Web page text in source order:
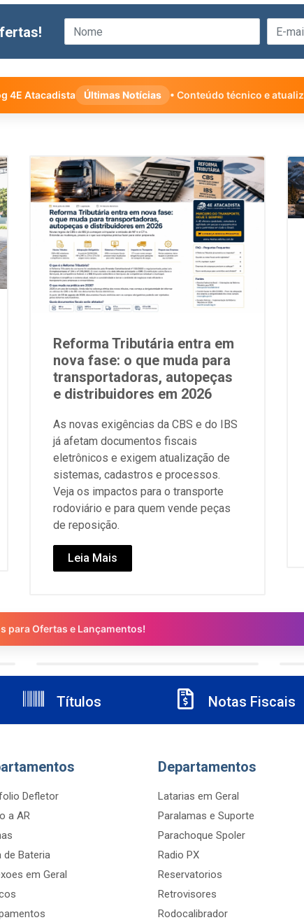
4E Atacadista Últimas Notícias • Conteúdo técnico e
Reforma Tributária entra em
nova fase: o que muda para
transportadoras, autopeças
e distribuidores em 2026
As novas exigências da CBS e do IBS
já afetam documentos fiscais
eletrônicos e exigem atualização de
sistemas, cadastros e processos.
Veja os impactos para o transporte
rodoviário e para quem vende peças
de reposição.
Leia Mais
para Ofertas e Lançamentos!
Títulos Notas Fiscais
Defletor
a AR
de Bateria
em Geral
Departamentos
Latarias em Geral
Paralamas e Suporte
Parachoque Spoler
Radio PX
Reservatorios
Retrovisores
Rodocalibrador